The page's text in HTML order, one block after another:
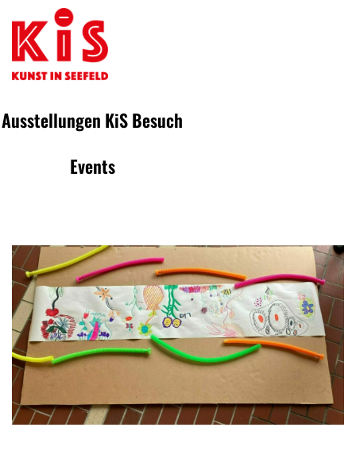
Ausstellungen KiSBesuch
Events